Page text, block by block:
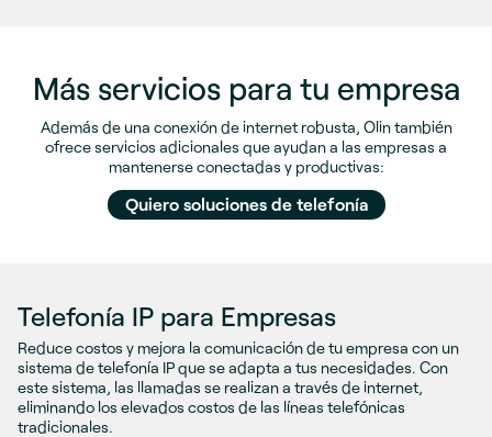
Más servicios para tu empresa
Además de una conexión de internet robusta, Olin también
ofrece servicios adicionales que ayudan a las empresas a
mantenerse conectadas y productivas:
Quiero soluciones de telefonía
Telefonía IP para Empresas
Reduce costos y mejora la comunicación de tu empresa con un
sistema de telefonía IP que se adapta a tus necesidades. Con
este sistema, las llamadas se realizan a través de internet,
eliminando los elevados costos de las líneas telefónicas
tradicionales.